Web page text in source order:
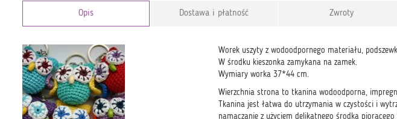
Opis Dostawa i płatność Zwroty
Worek uszyty z wodoodpornego materiału,
W środku kieszonka zamykana na zamek.
Wymiary worka 37*44 cm.
Wierzchnia strona to tkanina wodoodporna,
Tkanina jest łatwa do utrzymania w czystości i
namaczanie z użyciem delikatnego środka piorącego